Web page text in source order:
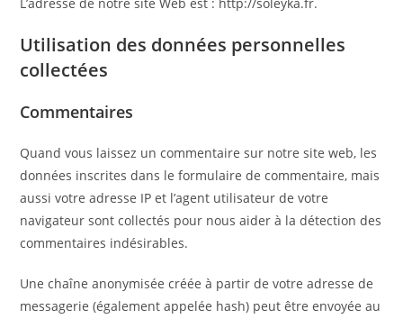
Utilisation des données personnelles
collectées
Commentaires
Quand vous laissez un commentaire sur notre site web, les
données inscrites dans le formulaire de commentaire, mais
aussi votre adresse IP et l’agent utilisateur de votre
navigateur sont collectés pour nous aider à la détection des
commentaires indésirables.
Une chaîne anonymisée créée à partir de votre adresse de
messagerie (également appelée hash) peut être envoyée au